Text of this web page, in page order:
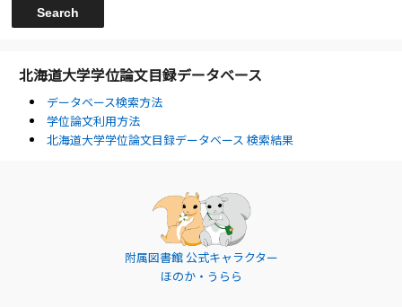
北海道大学学位論文目録データベース
データベース検索方法
学位論文利用方法
北海道大学学位論文目録データベース 検索結果
附属図書館 公式キャラクター
ほのか・うらら